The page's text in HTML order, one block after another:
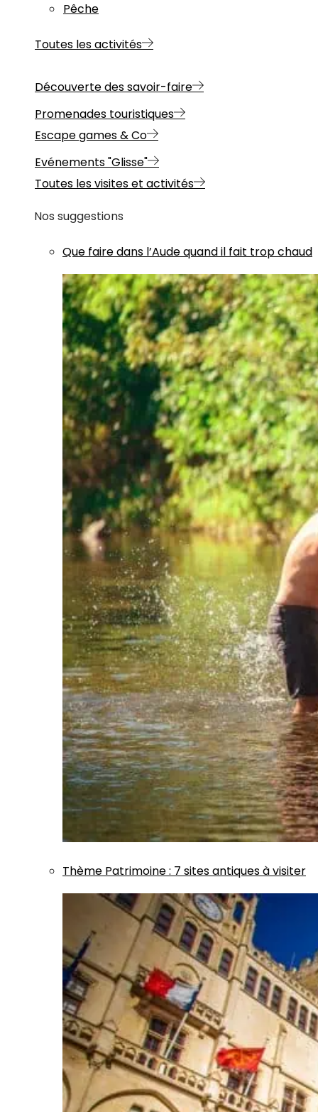
Pêche
Toutes les activités
Découverte des savoir-faire
Promenades touristiques
Escape games & Co
Evénements "Glisse"
Toutes les visites et activités
Nos suggestions
Que faire dans l’Aude quand il fait trop chaud
Thème Patrimoine: 7 sites antiques à visiter